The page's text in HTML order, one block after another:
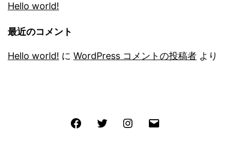
Hello world!
最近のコメント
Hello world! に WordPress コメントの投稿者 より
FacebookTwitter Instagram